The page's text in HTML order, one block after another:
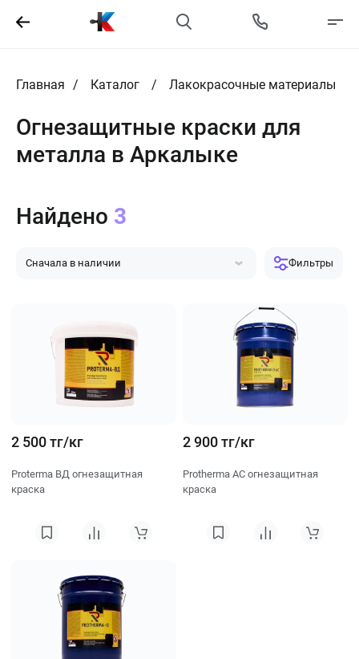
Главная Каталог Лакокрасочные материалы
Огнезащитные краски для
металла в Аркалыке
Сначала в наличии
Фильтры
Найдено 3
2 500 тг/кг
Proterma ВД огнезащитная
краска
2 900 тг/кг
Protherma AC огнезащитная
краска